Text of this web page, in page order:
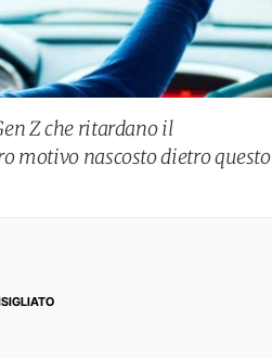
Z che ritardano il
motivo nascosto dietro questo